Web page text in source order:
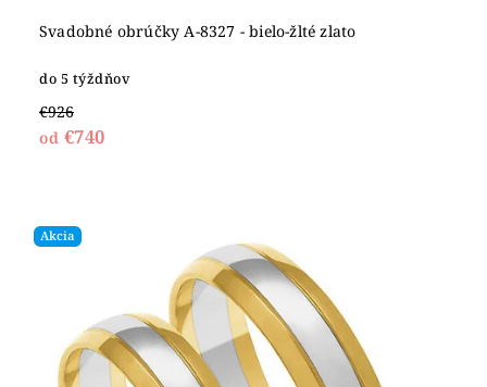
Svadobné obrúčky A-8327 - bielo-žlté zlato
do 5 týždňov
€926
od €740
Akcia